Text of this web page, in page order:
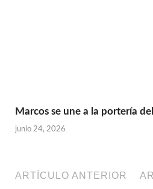
Marcos se une a la portería
junio 24, 2026
ARTÍCULO ANTERIOR